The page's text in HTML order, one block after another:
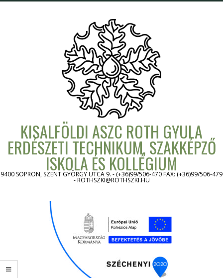
KISALFÖLDI ASZC ROTH GYULA
ERDÉSZETI TECHNIKUM, SZAKKÉPZŐ
ISKOLA ÉS KOLLÉGIUM
9400 SOPRON, SZENT GYÖRGY UTCA 9. - (+36)99/506-470 FAX: (+36)99/506-479
- ROTHSZKI@ROTHSZKI.HU